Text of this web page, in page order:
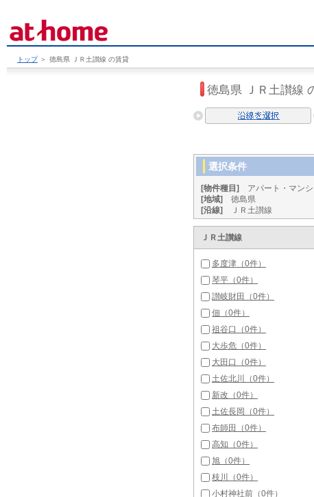
トップ ＞ 徳島県 ＪＲ土讃線 の賃貸
徳島県 ＪＲ土讃線
選択条件
[物件種目]
アパート・マン
[地域]
徳島県
[沿線]
ＪＲ土讃線
ＪＲ土讃線
多度津（0件）
琴平（0件）
讃岐財田（0件）
佃（0件）
祖谷口（0件）
大歩危（0件）
大田口（0件）
土佐北川（0件）
新改（0件）
土佐長岡（0件）
布師田（0件）
高知（0件）
旭（0件）
枝川（0件）
小村神社前（0件）